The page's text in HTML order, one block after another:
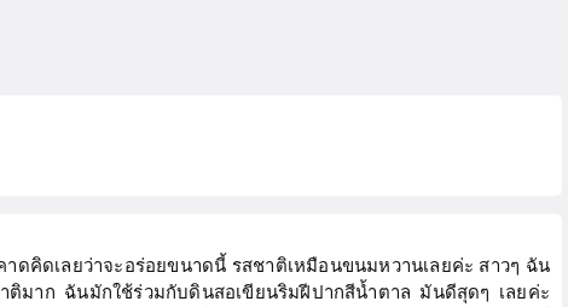
คิดเลยว่าจะอร่อยขนาดนี้ รสชาติเหมือนขนมหวานเลยค่ะ สาวๆ ฉัน
าก ฉันมักใช้ร่วมกับดินสอเขียนริมฝีปากสีน้ำตาล มันดีสุดๆ เลยค่ะ